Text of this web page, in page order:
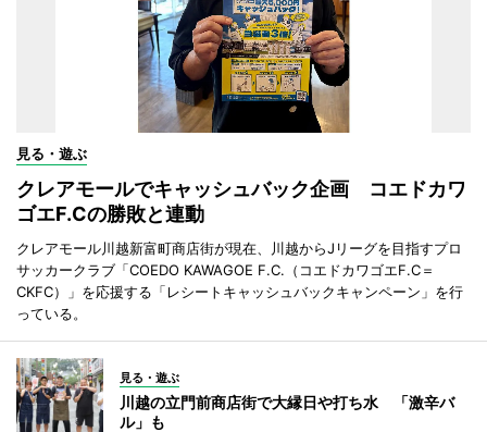
見る・遊ぶ
クレアモールでキャッシュバック企画 コエドカワ
ゴエF.Cの勝敗と連動
クレアモール川越新富町商店街が現在、川越からJリーグを目指すプロ
サッカークラブ「COEDO KAWAGOE F.C.（コエドカワゴエF.C＝
CKFC）」を応援する「レシートキャッシュバックキャンペーン」を行
っている。
見る・遊ぶ
川越の立門前商店街で大縁日や打ち水 「激辛バ
ル」も